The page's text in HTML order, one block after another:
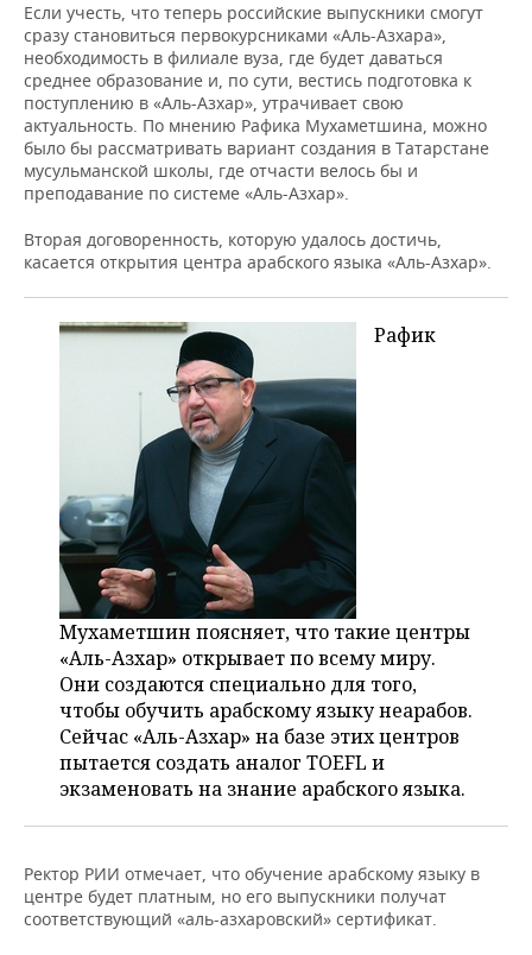
Если учесть, что теперь российские выпускники смогут
сразу становиться первокурсниками «Аль-Азхара»,
необходимость в филиале вуза, где будет даваться
среднее образование и, по сути, вестись подготовка к
поступлению в «Аль-Азхар», утрачивает свою
актуальность. По мнению Рафика Мухаметшина, можно
было бы рассматривать вариант создания в Татарстане
мусульманской школы, где отчасти велось бы и
преподавание по системе «Аль-Азхар».
Вторая договоренность, которую удалось достичь,
касается открытия центра арабского языка «Аль-Азхар».
Рафик
Мухаметшин поясняет, что такие центры
«Аль-Азхар» открывает по всему миру.
Они создаются специально для того,
чтобы обучить арабскому языку неарабов.
Сейчас «Аль-Азхар» на базе этих центров
пытается создать аналог TOEFL и
экзаменовать на знание арабского языка.
Ректор РИИ отмечает, что обучение арабскому языку в
центре будет платным, но его выпускники получат
соответствующий «аль-азхаровский» сертификат.